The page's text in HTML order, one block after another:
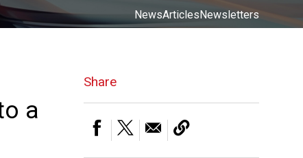
NewsArticlesNewsletters
a
Share